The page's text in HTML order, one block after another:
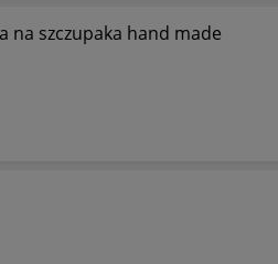
na szczupaka hand made